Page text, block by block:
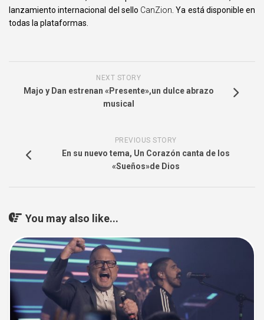
lanzamiento internacional del sello CanZion . Ya está disponible en
todas la plataformas.
NEXT STORY
Majo y Dan estrenan «Presente»,un dulce abrazo
musical
PREVIOUS STORY
En su nuevo tema, Un Corazón canta de los
«Sueños»de Dios
You may also like...